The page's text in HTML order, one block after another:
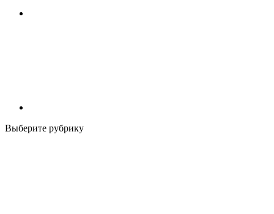
Выберите рубрику